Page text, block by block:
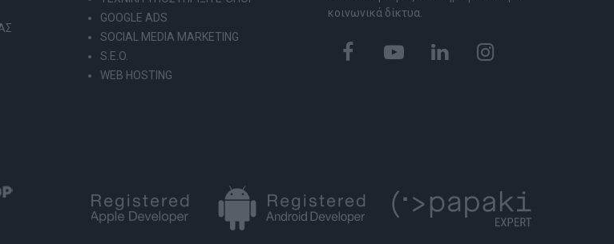
GOOGLE ADS
SOCIAL MEDIA MARKETING
S.E.O.
WEB HOSTING
κοινωνικά δίκτυα.